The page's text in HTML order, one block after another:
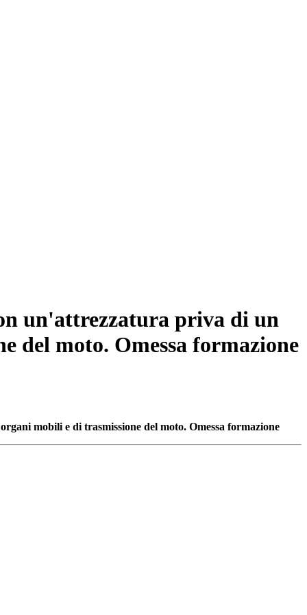
un'attrezzatura priva di un
del moto. Omessa formazione
mobili e di trasmissione del moto. Omessa formazione